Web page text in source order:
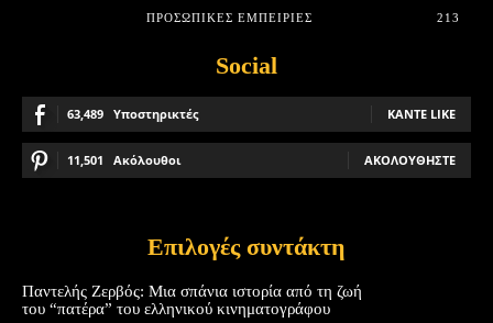
ΠΡΟΣΩΠΙΚΈΣ ΕΜΠΕΙΡΊΕΣ
213
Social
63,489 Υποστηρικτές ΚΆΝΤΕ LIKE
11,501 Ακόλουθοι ΑΚΟΛΟΥΘΉΣΤΕ
Επιλογές συντάκτη
Παντελής Ζερβός: Μια σπάνια ιστορία από τη ζωή
του “πατέρα” του ελληνικού κινηματογράφου